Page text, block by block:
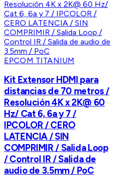
EPCOM TITANIUM
Kit Extensor HDMI para
distancias de 70 metros /
Resolución 4K x 2K@ 60
Hz/ Cat 6, 6a y 7 /
IPCOLOR / CERO
LATENCIA / SIN
COMPRIMIR / Salida Loop
/ Control IR / Salida de
audio de 3.5mm / PoC